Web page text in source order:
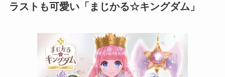
ラストも可愛い「まじかる☆キングダム」